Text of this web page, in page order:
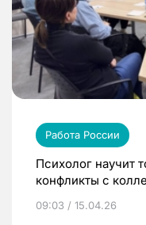
Работа России
Психолог научит
конфликты с
09:03 / 15.04.26